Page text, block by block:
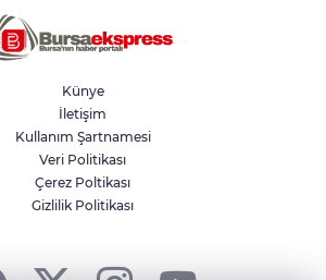
Künye
İletişim
Kullanım Şartnamesi
Veri Politikası
Çerez Poltikası
Gizlilik Politikası